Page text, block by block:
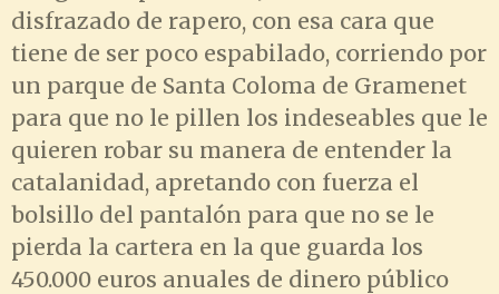
disfrazado de rapero, con esa cara que
tiene de ser poco espabilado, corriendo por
un parque de Santa Coloma de Gramenet
para que no le pillen los indeseables que le
quieren robar su manera de entender la
catalanidad, apretando con fuerza el
bolsillo del pantalón para que no se le
pierda la cartera en la que guarda los
450.000 euros anuales de dinero público